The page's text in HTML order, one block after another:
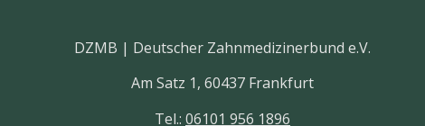
DZMB | Deutscher Zahnmedizinerbund e.V.
Am Satz 1, 60437 Frankfurt
Tel.: 06101 956 1896